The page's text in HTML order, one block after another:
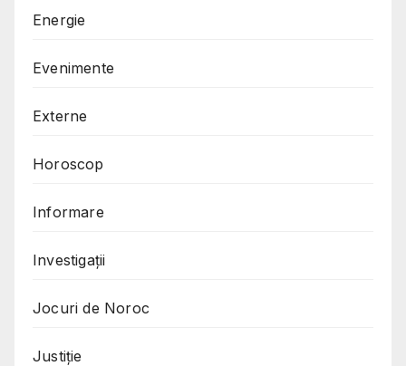
Energie
Evenimente
Externe
Horoscop
Informare
Investigații
Jocuri de Noroc
Justiție